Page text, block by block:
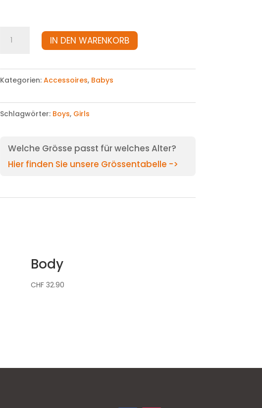
Kuscheltier
IN DEN WARENKORB
Kategorien: Accessoires, Babys
Schlagwörter: Boys, Girls
Welche Grösse passt für welches Alter?
Hier finden Sie unsere Grössentabelle ->
Body
CHF 32.90